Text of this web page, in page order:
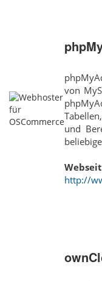
von
und
http://